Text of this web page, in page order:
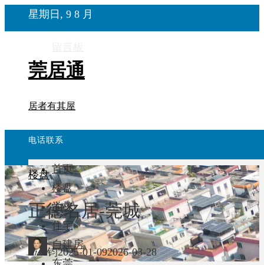
星期日, 9 8 月
莞居通
居者有其屋
电话联系
首页
楼盘
学校
住宅
自建房
楼盘
正德名居-莞城
钧2025-01-092026-03-28